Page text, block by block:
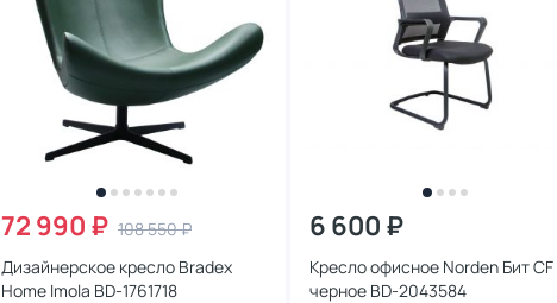
72 990 ₽ 108 550 ₽
Дизайнерское кресло Bradex
Home Imola BD-1761718
6 600 ₽
Кресло офисное Norden Бит CF
черное BD-2043584